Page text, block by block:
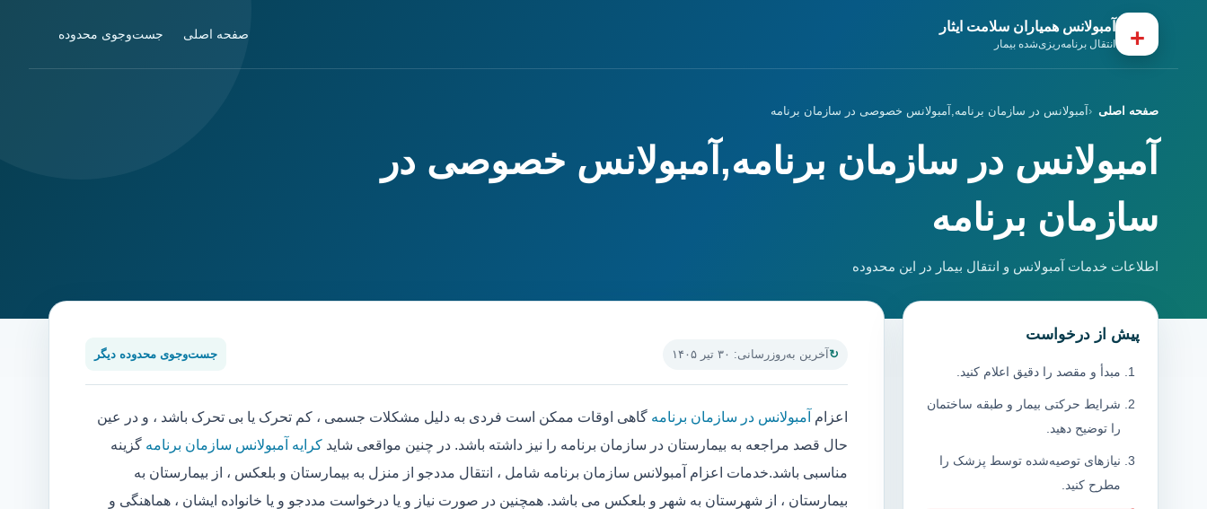
+ آمبولانس همیاران سلامت ایثار
انتقال برنامه‌ریزی‌شده بیمار
صفحه اصلی جست‌وجوی محدوده
صفحه اصلی آمبولانس در سازمان برنامه,آمبولانس خصوصی در سازمان برنامه
آمبولانس در سازمان برنامه,آمبولانس خصوصی در
سازمان برنامه
اطلاعات خدمات آمبولانس و انتقال بیمار در این محدوده
آخرین به‌روزرسانی: ۳۰ تیر ۱۴۰۵ جست‌وجوی محدوده دیگر
اعزام آمبولانس در سازمان برنامه گاهی اوقات ممکن است فردی به دلیل مشکلات جسمی ، کم تحرک یا بی تحرک باشد ، و در عین
حال قصد مراجعه به بیمارستان در سازمان برنامه را نیز داشته باشد. در چنین مواقعی شاید کرایه آمبولانس سازمان برنامه گزینه
مناسبی باشد.خدمات اعزام آمبولانس سازمان برنامه شامل ، انتقال مددجو از منزل به بیمارستان و بلعکس ، از بیمارستان به
بیمارستان ، از شهرستان به شهر و بلعکس می باشد. همچنین در صورت نیاز و یا درخواست مددجو و یا خانواده ایشان ، هماهنگی و
پیش از درخواست
مبدأ و مقصد را دقیق اعلام کنید.
شرایط حرکتی بیمار و طبقه ساختمان
را توضیح دهید.
نیازهای توصیه‌شده توسط پزشک را
مطرح کنید.